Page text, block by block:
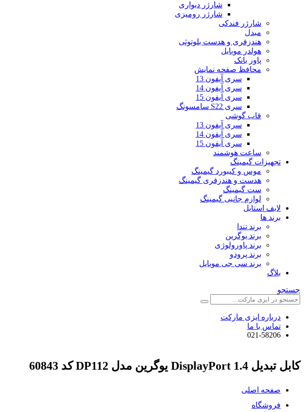
شارژر دیواری
شارژر رومیزی
شارژر فندکی
مبدل
هندزفری و هدست بلوتوثی
هولدر موبایل
پاور بانک
محافظ صفحه نمایش
سری آیفون 13
سری آیفون 14
سری آیفون 15
سری S22 سامسونگ
قاب گوشی
سری آیفون 13
سری آیفون 14
سری آیفون 15
ساعت هوشمند
تجهیزات گیمینگ
موس و کیبورد گیمینگ
هدست و هندزفری گیمینگ
ست گیمینگ
لوازم جانبی گیمینگ
لایف استایل
برند ها
برند تندا
برند یوگرین
برند پاورولوژی
برند پرودو
برند سی جی موبایل
بلاگ
جستجو
درباره ایزی مارکت
تماس با ما
021-58206
کابل تبدیل DisplayPort 1.4 یوگرین مدل DP112 کد 60843
صفحه اصلی
فروشگاه